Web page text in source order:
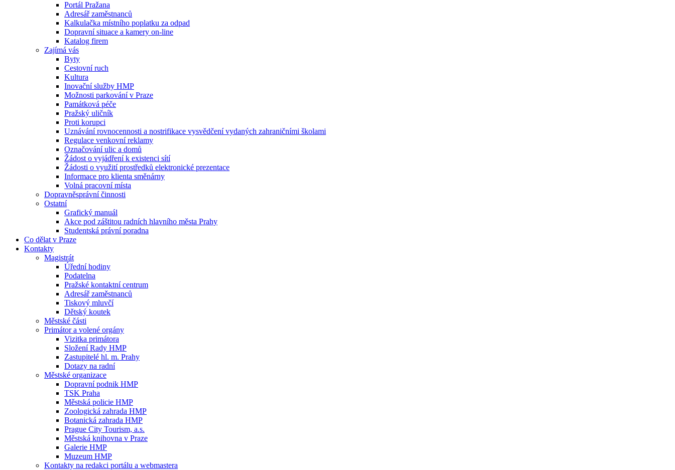
Portál Pražana
Adresář zaměstnanců
Kalkulačka místního poplatku za odpad
Dopravní situace a kamery on-line
Katalog firem
Zajímá vás
Byty
Cestovní ruch
Kultura
Inovační služby HMP
Možnosti parkování v Praze
Památková péče
Pražský uličník
Proti korupci
Uznávání rovnocennosti a nostrifikace vysvědčení vydaných zahraničními školami
Regulace venkovní reklamy
Označování ulic a domů
Žádost o vyjádření k existenci sítí
Žádosti o využití prostředků elektronické prezentace
Informace pro klienta směnárny
Volná pracovní místa
Dopravněsprávní činnosti
Ostatní
Grafický manuál
Akce pod záštitou radních hlavního města Prahy
Studentská právní poradna
Co dělat v Praze
Kontakty
Magistrát
Úřední hodiny
Podatelna
Pražské kontaktní centrum
Adresář zaměstnanců
Tiskový mluvčí
Dětský koutek
Městské části
Primátor a volené orgány
Vizitka primátora
Složení Rady HMP
Zastupitelé hl. m. Prahy
Dotazy na radní
Městské organizace
Dopravní podnik HMP
TSK Praha
Městská policie HMP
Zoologická zahrada HMP
Botanická zahrada HMP
Prague City Tourism, a.s.
Městská knihovna v Praze
Galerie HMP
Muzeum HMP
Kontakty na redakci portálu a webmastera